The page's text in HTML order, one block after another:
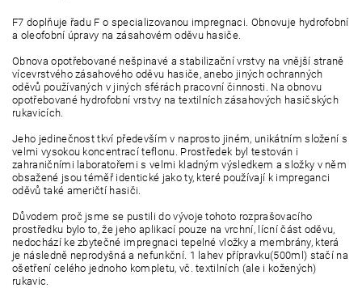
F7 doplňuje řadu F o specializovanou impregnaci. Obnovuje hydrofobní
a oleofobní úpravy na zásahovém oděvu hasiče.
Obnova opotřebované nešpinavé a stabilizační vrstvy na vnější straně
vícevrstvého zásahového oděvu hasiče, anebo jiných ochranných
oděvů používaných v jiných sférách pracovní činnosti. Na obnovu
opotřebované hydrofobní vrstvy na textilních zásahových hasičských
rukavicích.
Jeho jedinečnost tkví především v naprosto jiném, unikátním složení s
velmi vysokou koncentrací teflonu. Prostředek byl testován i
zahraničními laboratořemi s velmi kladným výsledkem a složky v něm
obsažené jsou téměř identické jako ty, které používají k impreganci
oděvů také američtí hasiči.
Důvodem proč jsme se pustili do vývoje tohoto rozprašovacího
prostředku bylo to, že jeho aplikací pouze na vrchní, lícní část oděvu,
nedochází ke zbytečné impregnaci tepelné vložky a membrány, která
je následně neprodyšná a nefunkční. 1 lahev přípravku(500ml) stačí na
ošetření celého jednoho kompletu, vč. textilních (ale i kožených)
rukavic.